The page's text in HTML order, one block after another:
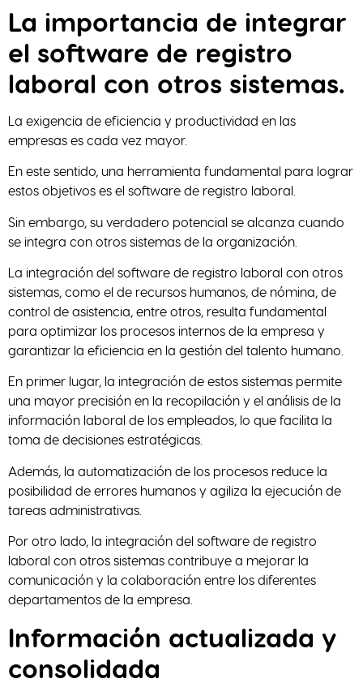
La importancia de integrar
el software de registro
laboral con otros sistemas.
La exigencia de eficiencia y productividad en las
empresas es cada vez mayor.
En este sentido, una herramienta fundamental para lograr
estos objetivos es el software de registro laboral.
Sin embargo, su verdadero potencial se alcanza cuando
se integra con otros sistemas de la organización.
La integración del software de registro laboral con otros
sistemas, como el de recursos humanos, de nómina, de
control de asistencia, entre otros, resulta fundamental
para optimizar los procesos internos de la empresa y
garantizar la eficiencia en la gestión del talento humano.
En primer lugar, la integración de estos sistemas permite
una mayor precisión en la recopilación y el análisis de la
información laboral de los empleados, lo que facilita la
toma de decisiones estratégicas.
Además, la automatización de los procesos reduce la
posibilidad de errores humanos y agiliza la ejecución de
tareas administrativas.
Por otro lado, la integración del software de registro
laboral con otros sistemas contribuye a mejorar la
comunicación y la colaboración entre los diferentes
departamentos de la empresa.
Información actualizada y
consolidada